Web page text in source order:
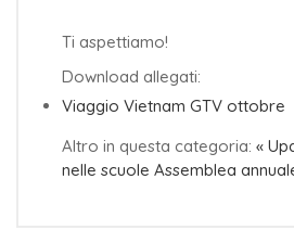
Ti aspettiamo!
Download allegati:
Viaggio Vietnam GTV ottobre
Altro in questa categoria: «
nelle scuole Assemblea